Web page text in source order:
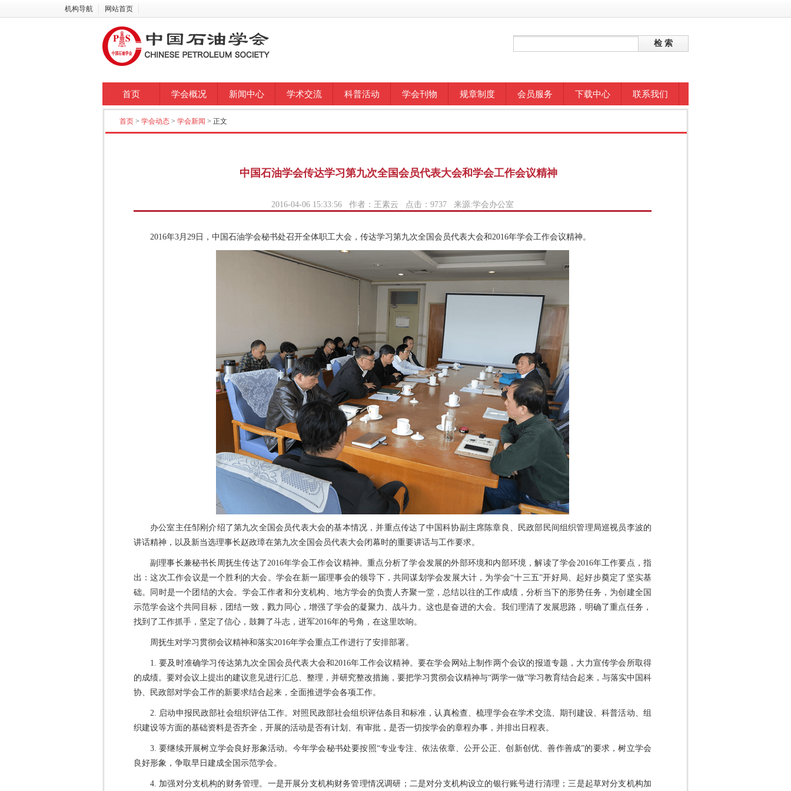
机构导航 网站首页
首页 学会概况 新闻中心 学术交流 科普活动 学会刊物 规章制度 会员服务 下载中心 联系我们
首页 > 学会动态 > 学会新闻 > 正文
中国石油学会传达学习第九次全国会员代表大会和学会工作会议精神
2016-04-06 15:33:56 作者：王素云 点击： 9737 来源:学会办公室
2016年3月29日，中国石油学会秘书处召开全体职工大会，传达学习第九次全国会员代表大会和2016年学会工作会议精神。
办公室主任邹刚介绍了第九次全国会员代表大会的基本情况，并重点传达了中国科协副主席陈章良、民政部民间组织管理局巡视员李波的
讲话精神，以及新当选理事长赵政璋在第九次全国会员代表大会闭幕时的重要讲话与工作要求。
副理事长兼秘书长周抚生传达了2016年学会工作会议精神。重点分析了学会发展的外部环境和内部环境，解读了学会2016年工作要点，指
出：这次工作会议是一个胜利的大会。学会在新一届理事会的领导下，共同谋划学会发展大计，为学会“十三五”开好局、起好步奠定了坚实基
础。同时是一个团结的大会。学会工作者和分支机构、地方学会的负责人齐聚一堂，总结以往的工作成绩，分析当下的形势任务，为创建全国
示范学会这个共同目标，团结一致，戮力同心，增强了学会的凝聚力、战斗力。这也是奋进的大会。我们理清了发展思路，明确了重点任务，
找到了工作抓手，坚定了信心，鼓舞了斗志，进军2016年的号角，在这里吹响。
周抚生对学习贯彻会议精神和落实2016年学会重点工作进行了安排部署。
1. 要及时准确学习传达第九次全国会员代表大会和2016年工作会议精神。要在学会网站上制作两个会议的报道专题，大力宣传学会所取得
的成绩。要对会议上提出的建议意见进行汇总、整理，并研究整改措施，要把学习贯彻会议精神与“两学一做”学习教育结合起来，与落实中国科
协、民政部对学会工作的新要求结合起来，全面推进学会各项工作。
2. 启动申报民政部社会组织评估工作。对照民政部社会组织评估条目和标准，认真检查、梳理学会在学术交流、期刊建设、科普活动、组
织建设等方面的基础资料是否齐全，开展的活动是否有计划、有审批，是否一切按学会的章程办事，并排出日程表。
3. 要继续开展树立学会良好形象活动。今年学会秘书处要按照“专业专注、依法依章、公开公正、创新创优、善作善成”的要求，树立学会
良好形象，争取早日建成全国示范学会。
4. 加强对分支机构的财务管理。一是开展分支机构财务管理情况调研；二是对分支机构设立的银行账号进行清理；三是起草对分支机构加